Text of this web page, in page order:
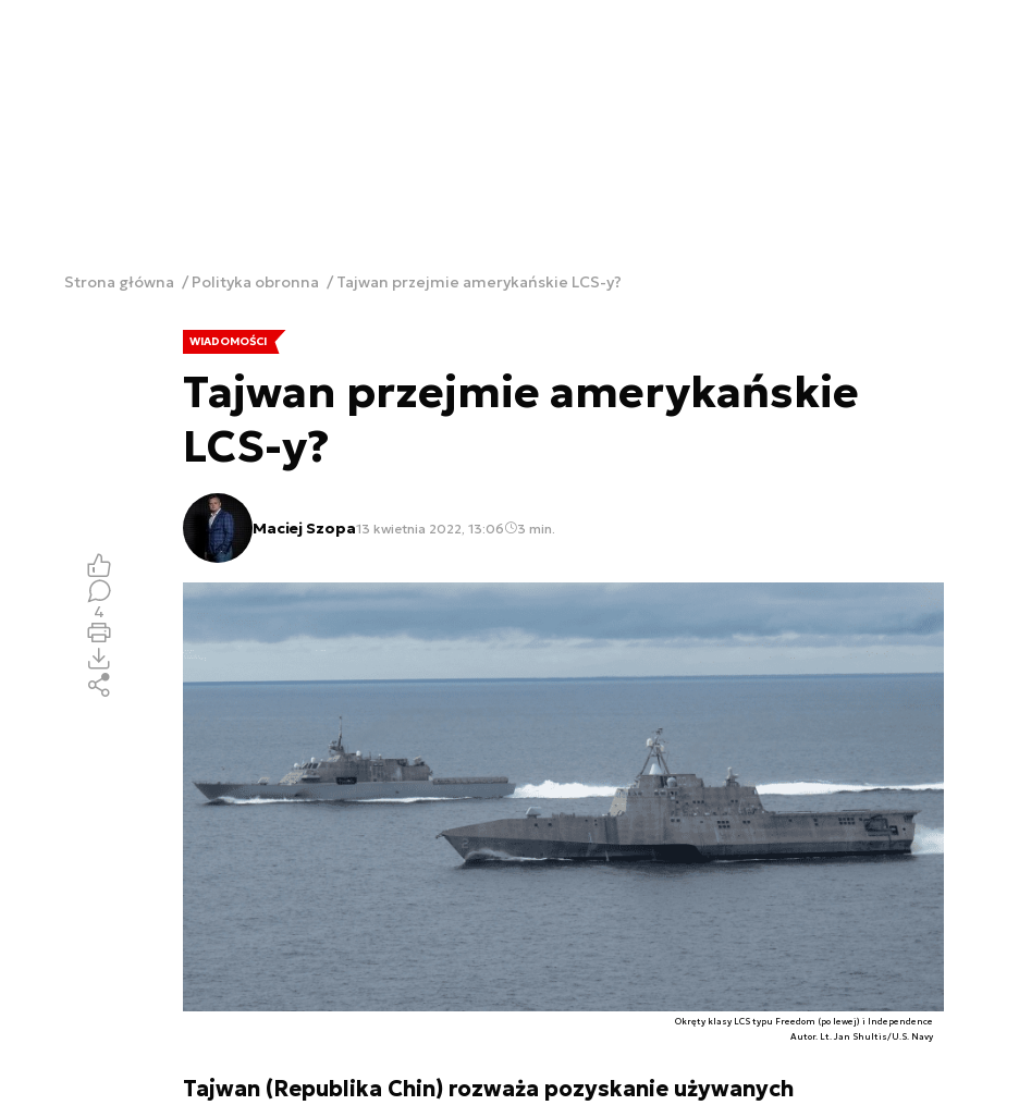
Strona główna Polityka obronna Tajwan przejmie amerykańskie LCS-y?
WIADOMOŚCI
Tajwan przejmie amerykańskie
LCS-y?
Maciej Szopa13 kwietnia 2022, 13:06 3 min.
Okręty klasy LCS typu Freedom (po lewej) i Independence
Autor. Lt. Jan Shultis/U.S. Navy
Tajwan (Republika Chin) rozważa pozyskanie używanych
4